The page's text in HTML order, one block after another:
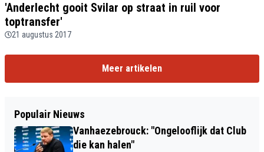
'Anderlecht gooit Svilar op straat in ruil voor
toptransfer'
21 augustus 2017
Meer artikelen
Populair Nieuws
Vanhaezebrouck: "Ongelooflijk dat Club
die kan halen"